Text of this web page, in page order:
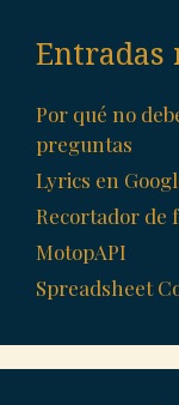
Entradas
Por qué no
preguntas
Lyrics en
Recortador de
MotopAPI
Spreadsheet